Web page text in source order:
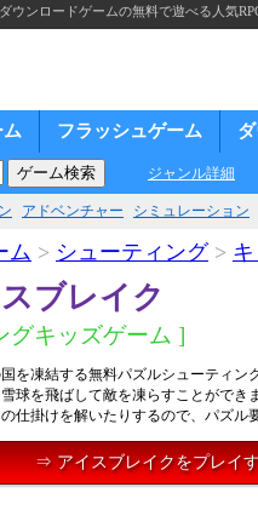
ウンロードゲームの無料で遊べる人気
フラッシュゲーム
ジャンル詳細
アドベンチャー シミュレーション
ム > シューティング>
ブレイク
グキッズゲーム ]
を凍結する無料パズルシューティン
球を飛ばして敵を凍らすことができ
仕掛けを解いたりするので、パズル
⇒ アイスブレイクをプレイ